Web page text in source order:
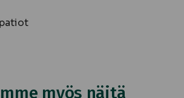
myös näitä